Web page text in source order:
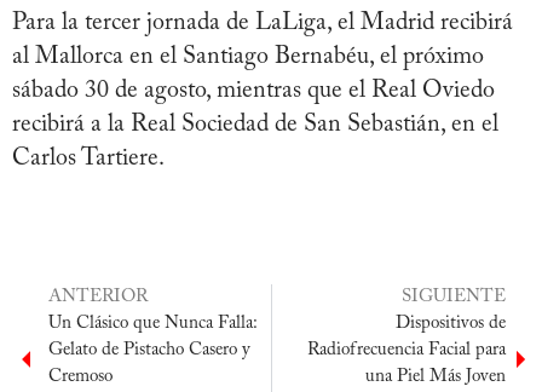
Para la tercer jornada de LaLiga, el Madrid recibirá
al Mallorca en el Santiago Bernabéu, el próximo
sábado 30 de agosto, mientras que el Real Oviedo
recibirá a la Real Sociedad de San Sebastián, en el
Carlos Tartiere.
ANTERIOR
Un Clásico que Nunca Falla:
Gelato de Pistacho Casero y
Cremoso
SIGUIENTE
Dispositivos de
Radiofrecuencia Facial para
una Piel Más Joven